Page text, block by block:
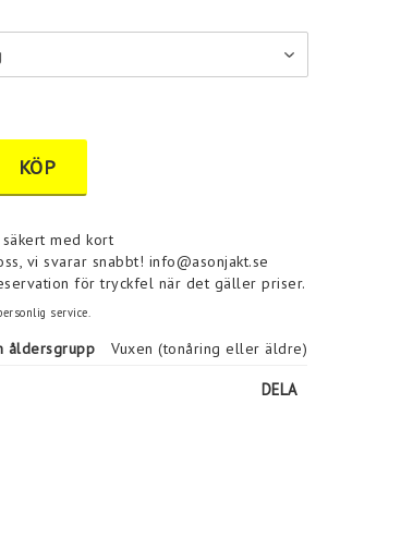
KÖP
med kort
vi svarar snabbt! info@asonjakt.se
för tryckfel när det gäller priser.
service.
åldersgrupp Vuxen (tonåring eller äldre)
DELA